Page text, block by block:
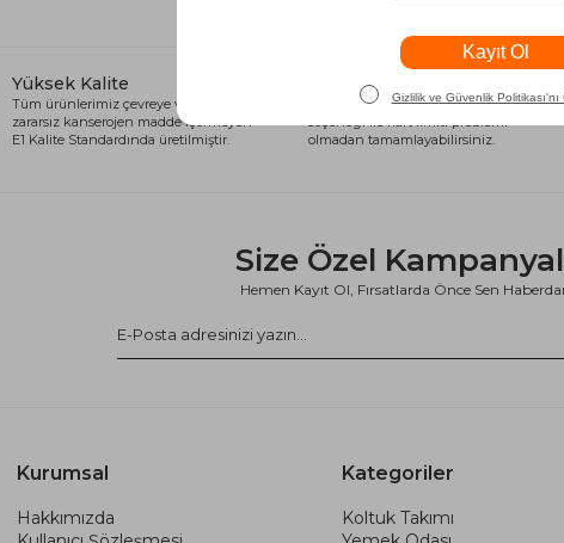
Yüksek Kalite
Tüm ürünlerimiz çevreye ve sağlığa
zararsız kanserojen madde içermeyen
E1 Kalite Standardında üretilmiştir.
Alışveriş Kredisi
Siparişlerinizi anında alışveriş kredisi
seçeneği ile kart limiti problemi
olmadan tamamlayabilirsiniz.
Size Özel
Hemen Kayıt Ol, Fırsatlarda Önce Sen
Kurumsal
Hakkımızda
Kategoriler
Koltuk Takımı